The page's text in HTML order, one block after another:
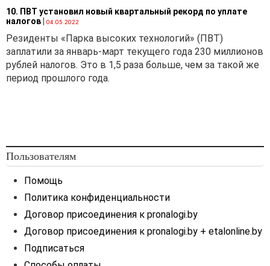
10. ПВТ установил новый квартальный рекорд по уплате
налогов
04.05.2022
Резиденты «Парка высоких технологий» (ПВТ)
заплатили за январь-март текущего года 230 миллионов
рублей налогов. Это в 1,5 раза больше, чем за такой же
период прошлого года.
Пользователям
Помощь
Политика конфиденциальности
Договор присоединения к pronalogi.by
Договор присоединения к pronalogi.by + etalonline.by
Подписаться